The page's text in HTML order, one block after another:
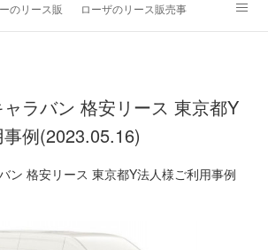
のリース販売事例ローザのリース販売事例
ラバン 格安リース 東京都Y
例(2023.05.16)
ン 格安リース 東京都Y法人様ご利用事例